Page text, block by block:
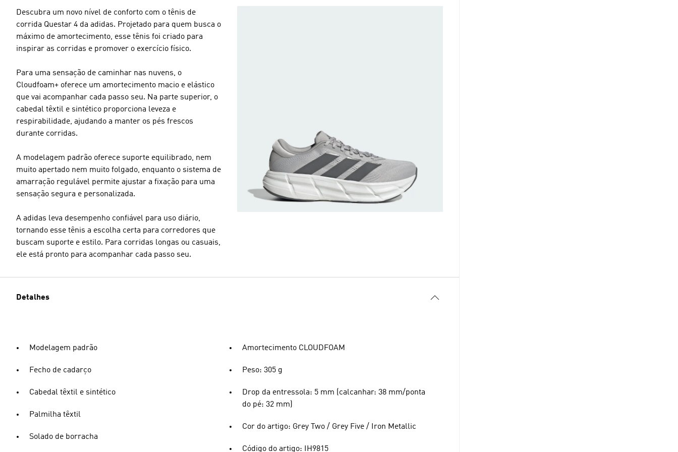
Descubra um novo nível de conforto com o tênis de
corrida Questar 4 da adidas. Projetado para quem busca o
máximo de amortecimento, esse tênis foi criado para
inspirar as corridas e promover o exercício físico.
Para uma sensação de caminhar nas nuvens, o
Cloudfoam+ oferece um amortecimento macio e elástico
que vai acompanhar cada passo seu. Na parte superior, o
cabedal têxtil e sintético proporciona leveza e
respirabilidade, ajudando a manter os pés frescos
durante corridas.
A modelagem padrão oferece suporte equilibrado, nem
muito apertado nem muito folgado, enquanto o sistema de
amarração regulável permite ajustar a fixação para uma
sensação segura e personalizada.
A adidas leva desempenho confiável para uso diário,
tornando esse tênis a escolha certa para corredores que
buscam suporte e estilo. Para corridas longas ou casuais,
ele está pronto para acompanhar cada passo seu.
Detalhes
Modelagem padrão
Fecho de cadarço
Cabedal têxtil e sintético
Palmilha têxtil
Solado de borracha
Amortecimento CLOUDFOAM
Peso: 305 g
Drop da entressola: 5 mm (calcanhar: 38 mm/ponta
do pé: 32 mm)
Cor do artigo: Grey Two / Grey Five / Iron Metallic
Código do artigo: IH9815